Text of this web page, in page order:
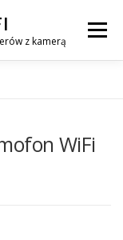
z kamerą
Menu
WiFi